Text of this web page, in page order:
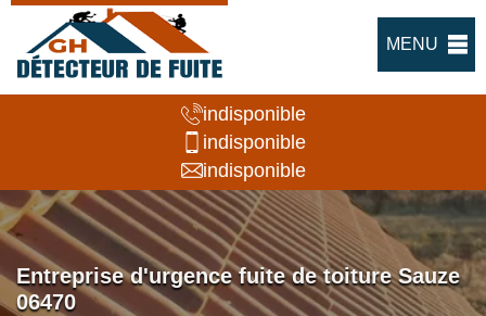
MENU
indisponible
indisponible
indisponible
Entreprise d'urgence fuite de toiture Sauze
06470